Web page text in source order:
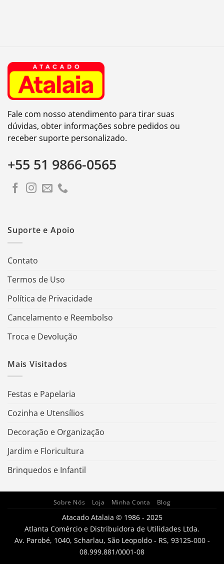
Fale com nosso atendimento para tirar suas
dúvidas, obter informações sobre pedidos ou
receber suporte personalizado.
+55 51 9866-0565
Suporte e Apoio
Contato
Termos de Uso
Política de Privacidade
Cancelamento e Reembolso
Troca e Devolução
Mais Visitados
Festas e Papelaria
Cozinha e Utensílios
Decoração e Organização
Jardim e Floricultura
Brinquedos e Infantil
Sobre Nós Loja Minha Conta Blog
Atacado Atalaia © 1986 - 2025
Atlanta Comércio e Distribuidora de Utilidades Ltda.
Av. Parobé, 1040, Scharlau, São Leopoldo - RS, 93125-000 -
08.999.881/0001-08